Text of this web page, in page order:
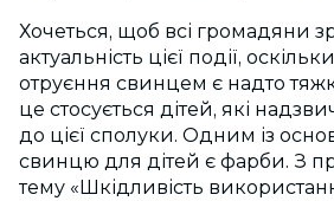
Хочеться, щоб всі громадяни
актуальність цієї події,
отруєння свинцем є надто
це стосується дітей, які
до цієї сполуки. Одним із
свинцю для дітей є фарби. З
тему «Шкідливість